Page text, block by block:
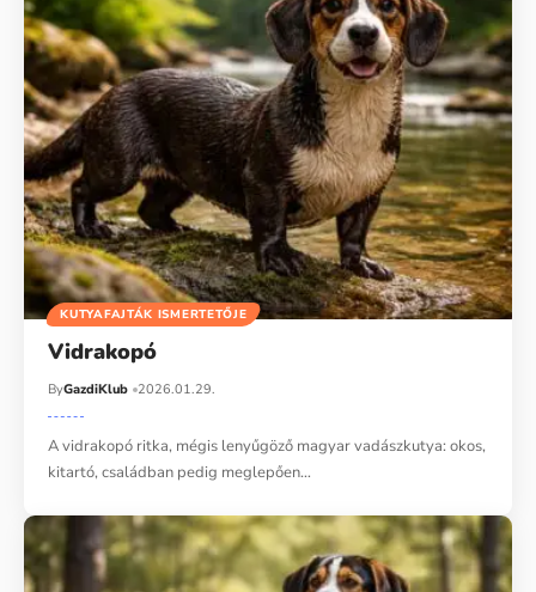
KUTYAFAJTÁK ISMERTETŐJE
Vidrakopó
ByGazdiKlub 2026.01.29.
A vidrakopó ritka, mégis lenyűgöző magyar vadászkutya: okos,
kitartó, családban pedig meglepően…